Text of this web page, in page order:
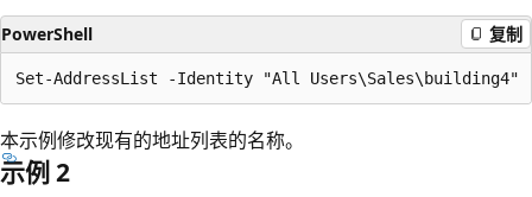
PowerShell 复制
本示例修改现有的地址列表的名称。
示例 2